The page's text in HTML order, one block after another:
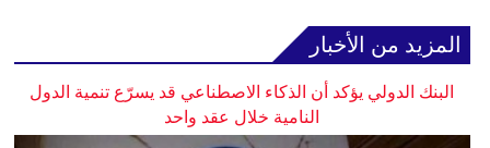
المزيد من الأخبار
البنك الدولي يؤكد أن الذكاء الاصطناعي قد يسرّع تنمية الدول
النامية خلال عقد واحد